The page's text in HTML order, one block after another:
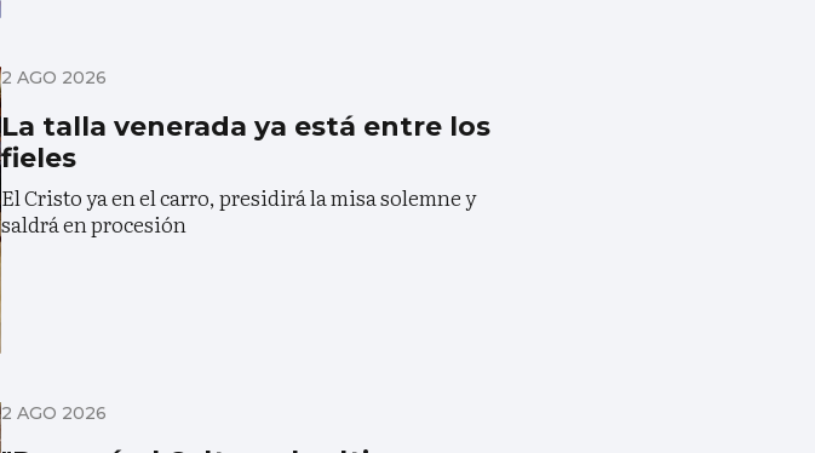
2 AGO 2026
La talla venerada ya está entre los
fieles
El Cristo ya en el carro, presidirá la misa solemne y
saldrá en procesión
2 AGO 2026